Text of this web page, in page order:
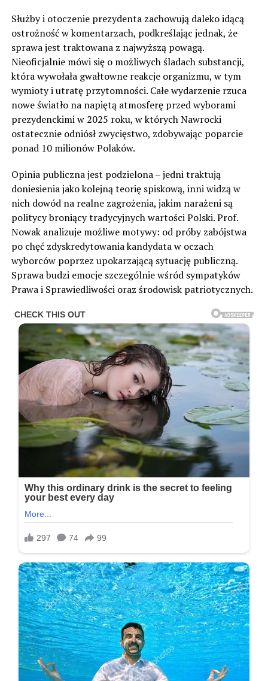
Służby i otoczenie prezydenta zachowują daleko idącą
ostrożność w komentarzach, podkreślając jednak, że
sprawa jest traktowana z najwyższą powagą.
Nieoficjalnie mówi się o możliwych śladach substancji,
która wywołała gwałtowne reakcje organizmu, w tym
wymioty i utratę przytomności. Całe wydarzenie rzuca
nowe światło na napiętą atmosferę przed wyborami
prezydenckimi w 2025 roku, w których Nawrocki
ostatecznie odniósł zwycięstwo, zdobywając poparcie
ponad 10 milionów Polaków.
Opinia publiczna jest podzielona – jedni traktują
doniesienia jako kolejną teorię spiskową, inni widzą w
nich dowód na realne zagrożenia, jakim narażeni są
politycy broniący tradycyjnych wartości Polski. Prof.
Nowak analizuje możliwe motywy: od próby zabójstwa
po chęć zdyskredytowania kandydata w oczach
wyborców poprzez upokarzającą sytuację publiczną.
Sprawa budzi emocje szczególnie wśród sympatyków
Prawa i Sprawiedliwości oraz środowisk patriotycznych.